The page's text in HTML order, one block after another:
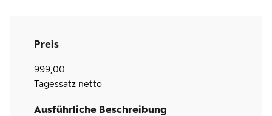
Preis
999,00
Tagessatz netto
Ausführliche Beschreibung